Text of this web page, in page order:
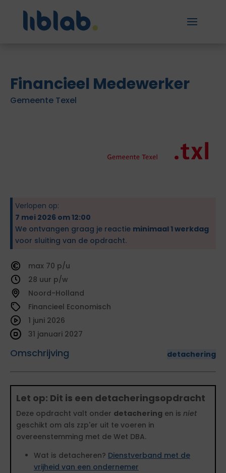
Financieel Medewerker
Gemeente Texel
Verlopen op:
7 mei 2026 om 12:00
We ontvangen graag je reactie minimaal 1 werkdag
voor sluiting van de opdracht.
70
28
Noord-Holland
Financieel Economisch
Omschrijving detachering
1 juni 2026
31 januari 2027
Let op: Dit is een detacheringsopdracht
Deze opdracht valt onder detachering en is niet
geschikt om als zzp'er uit te voeren in
overeenstemming met de Wet DBA.
Wat is detacheren? Dienstverband met de
vrijheid van een ondernemer